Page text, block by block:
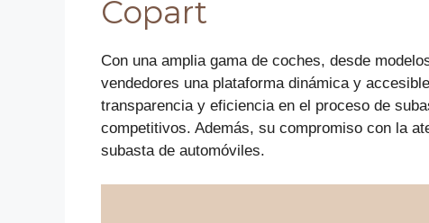
Copart
Con una amplia gama de coches, desde
vendedores una plataforma dinámica y
transparencia y eficiencia en el proceso de
competitivos. Además, su compromiso con la
subasta de automóviles.